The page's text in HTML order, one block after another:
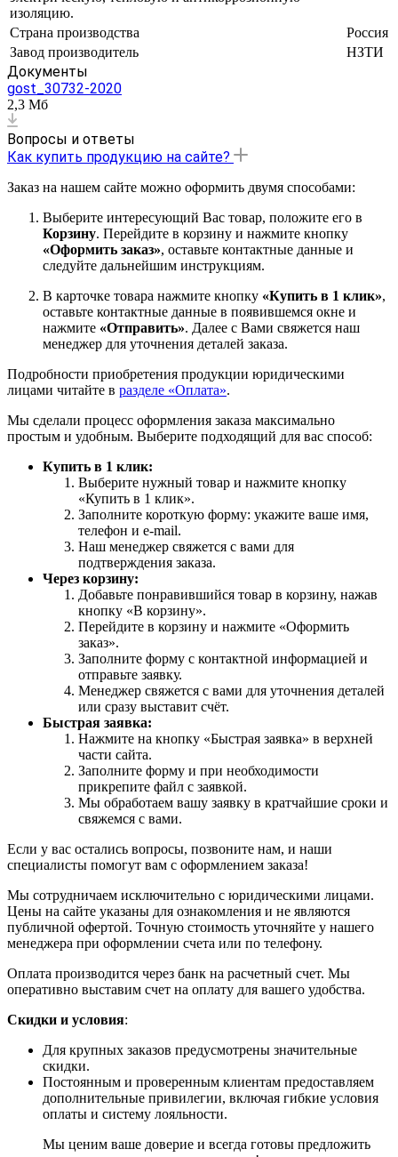
изоляцию.
Страна производства
Россия
Завод производитель
НЗТИ
Документы
gost_30732-2020
2,3 Мб
Вопросы и ответы
Как купить продукцию на сайте?
Заказ на нашем сайте можно оформить двумя способами:
Выберите интересующий Вас товар, положите его в
Корзину. Перейдите в корзину и нажмите кнопку
«Оформить заказ», оставьте контактные данные и
следуйте дальнейшим инструкциям.
В карточке товара нажмите кнопку «Купить в 1 клик»,
оставьте контактные данные в появившемся окне и
нажмите «Отправить». Далее с Вами свяжется наш
менеджер для уточнения деталей заказа.
Подробности приобретения продукции юридическими
лицами читайте в разделе «Оплата».
Мы сделали процесс оформления заказа максимально
простым и удобным. Выберите подходящий для вас способ:
Купить в 1 клик:
Выберите нужный товар и нажмите кнопку
«Купить в 1 клик».
Заполните короткую форму: укажите ваше имя,
телефон и e-mail.
Наш менеджер свяжется с вами для
подтверждения заказа.
Через корзину:
Добавьте понравившийся товар в корзину, нажав
кнопку «В корзину».
Перейдите в корзину и нажмите «Оформить
заказ».
Заполните форму с контактной информацией и
отправьте заявку.
Менеджер свяжется с вами для уточнения деталей
или сразу выставит счёт.
Быстрая заявка:
Нажмите на кнопку «Быстрая заявка» в верхней
части сайта.
Заполните форму и при необходимости
прикрепите файл с заявкой.
Мы обработаем вашу заявку в кратчайшие сроки и
свяжемся с вами.
Если у вас остались вопросы, позвоните нам, и наши
специалисты помогут вам с оформлением заказа!
Мы сотрудничаем исключительно с юридическими лицами.
Цены на сайте указаны для ознакомления и не являются
публичной офертой. Точную стоимость уточняйте у нашего
менеджера при оформлении счета или по телефону.
Оплата производится через банк на расчетный счет. Мы
оперативно выставим счет на оплату для вашего удобства.
Скидки и условия:
Для крупных заказов предусмотрены значительные
скидки.
Постоянным и проверенным клиентам предоставляем
дополнительные привилегии, включая гибкие условия
оплаты и систему лояльности.
Мы ценим ваше доверие и всегда готовы предложить